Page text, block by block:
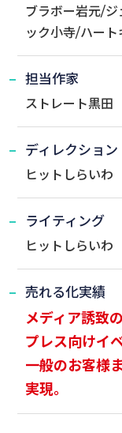
ブラボー岩元/
ック小寺/ハー
担当作家
ストレート黒田
ディレクション
ヒットしらいわ
ライティング
ヒットしらいわ
売れる化実績
メディア誘致
プレス向けイ
一般のお客様
実現。